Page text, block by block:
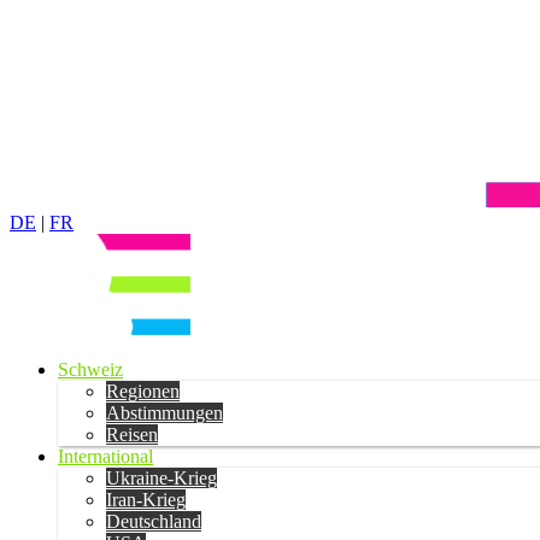
DE | FR
Schweiz
Regionen
Abstimmungen
Reisen
International
Ukraine-Krieg
Iran-Krieg
Deutschland